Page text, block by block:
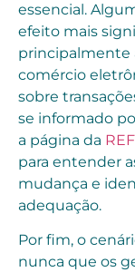
essencial.
efeito mais
principalmente
comércio
sobre
se informado
a página da
para entender
mudança e
adequação.
Por fim, o
nunca que os